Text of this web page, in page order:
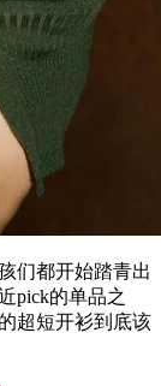
们都开始踏青出
pick的单品之
超短开衫到底该